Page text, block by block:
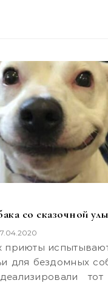
со сказочной
для бездомных